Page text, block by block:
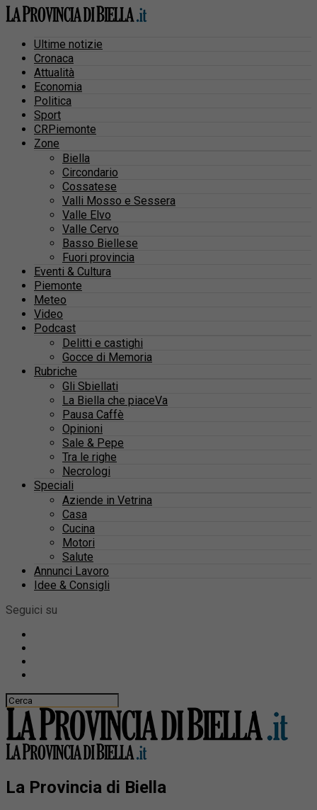
Ultime notizie
Cronaca
Attualità
Economia
Politica
Sport
CRPiemonte
Zone
Biella
Circondario
Cossatese
Valli Mosso e Sessera
Valle Elvo
Valle Cervo
Basso Biellese
Fuori provincia
Eventi & Cultura
Piemonte
Meteo
Video
Podcast
Delitti e castighi
Gocce di Memoria
Rubriche
Gli Sbiellati
La Biella che piaceVa
Pausa Caffè
Opinioni
Sale & Pepe
Tra le righe
Necrologi
Speciali
Aziende in Vetrina
Casa
Cucina
Motori
Salute
Annunci Lavoro
Idee & Consigli
Seguici su
La Provincia di Biella